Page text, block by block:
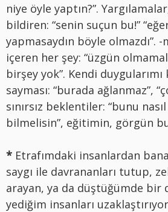
niye öyle yaptın?”.
bildiren: “senin suçun bu!”
yapmasaydın böyle olmazdı”. -
içeren her şey: “üzgün
birşey yok”. Kendi
sayması: “burada ağlanmaz”,
sınırsız beklentiler: “bunu nasıl
bilmelisin”, eğitimin, görgün
* Etrafımdaki insanlardan
saygı ile davrananları tutup,
arayan, ya da düştüğümde bir
yediğim insanları